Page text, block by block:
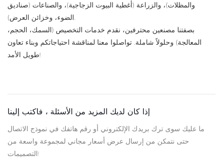
والمظلات)، والزراعة (أغطية البيوت الزجاجية)، والصناعات (صناديق
الضوء، وخزائن العرض).
بصفتنا مصنعين محترفين، نقدم خدمات التخصيص (السمك، الحجم،
المعالجة) وحلولاً شاملة. تواصلوا معنا لمناقشة احتياجاتكم وبناء تعاون
طويل الأمد!
إذا كان لديك المزيد من الأسئلة ، فاكتب إلينا
ما عليك سوى ترك بريدك الإلكتروني أو رقم هاتفك في نموذج الاتصال
حتى نتمكن من إرسال عرض أسعار مجاني لمجموعة واسعة من
التصميمات!